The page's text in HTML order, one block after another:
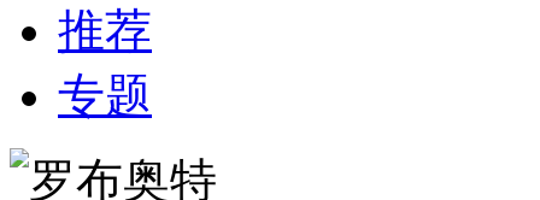
推荐
专题